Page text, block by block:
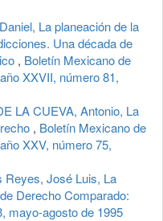
La planeación de la
Una década de
, Boletín Mexicano de
XXVII, número 81,
LA CUEVA, Antonio, La
, Boletín Mexicano de
XXV, número 75,
Reyes, José Luis, La
Derecho Comparado:
mayo-agosto de 1995